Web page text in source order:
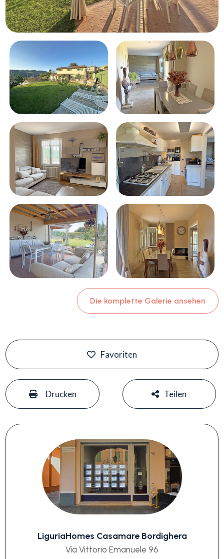
Die komplette Galerie ansehen
Favoriten
Drucken Teilen
LiguriaHomes Casamare Bordighera
Via Vittorio Emanuele 96